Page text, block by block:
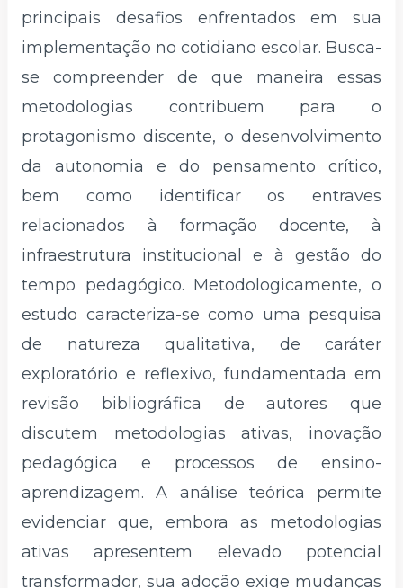
principais desafios enfrentados em sua
implementação no cotidiano escolar. Busca-
se compreender de que maneira essas
metodologias contribuem para o
protagonismo discente, o desenvolvimento
da autonomia e do pensamento crítico,
bem como identificar os entraves
relacionados à formação docente, à
infraestrutura institucional e à gestão do
tempo pedagógico. Metodologicamente, o
estudo caracteriza-se como uma pesquisa
de natureza qualitativa, de caráter
exploratório e reflexivo, fundamentada em
revisão bibliográfica de autores que
discutem metodologias ativas, inovação
pedagógica e processos de ensino-
aprendizagem. A análise teórica permite
evidenciar que, embora as metodologias
ativas apresentem elevado potencial
transformador, sua adoção exige mudanças